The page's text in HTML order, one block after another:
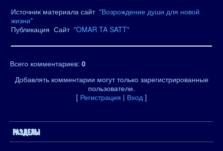
Источник материала сайт "Возрождение души для новой
жизни"
Публикация Сайт "OMAR TA SATT"
Всего комментариев: 0
Добавлять комментарии могут только зарегистрированные
пользователи.
[ Регистрация | Вход ]
РАЗДЕЛЫ